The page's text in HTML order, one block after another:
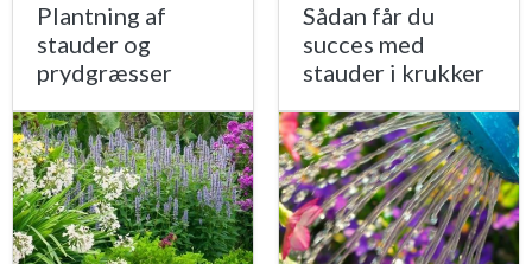
Plantning af
stauder og
prydgræsser
Sådan får du
succes med
stauder i krukker